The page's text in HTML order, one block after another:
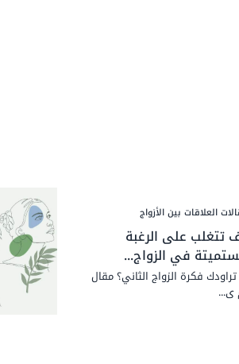
العلاقات بين الأزواج
تتغلب على الرغبة
في الزواج...
فكرة الزواج الثاني؟ مقال
ی...